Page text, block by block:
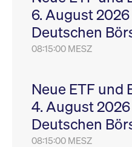
6. August
Deutschen
08:15:00 MESZ
Neue ETF und
4. August
Deutschen
08:15:00 MESZ